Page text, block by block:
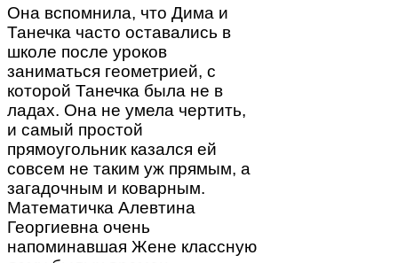
Она вспомнила, что Дима и
Танечка часто оставались в
школе после уроков
заниматься геометрией, с
которой Танечка была не в
ладах. Она не умела чертить,
и самый простой
прямоугольник казался ей
совсем не таким уж прямым, а
загадочным и коварным.
Математичка Алевтина
Георгиевна очень
напоминавшая Жене классную